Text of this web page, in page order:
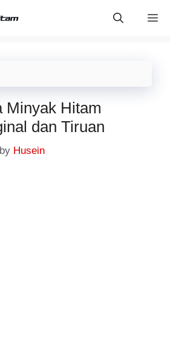
Minyak Hitam
dan Tiruan
by Husein